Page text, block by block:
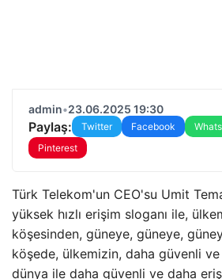
admin•23.06.2025 19:30
Paylaş: Twitter Facebook
Pinterest
Türk Telekom'un CEO'su Umit
yüksek hızlı erişim sloganı ile,
köşesinden, güneye, güneye,
köşede, ülkemizin, daha güvenli
dünya ile daha güvenli ve daha